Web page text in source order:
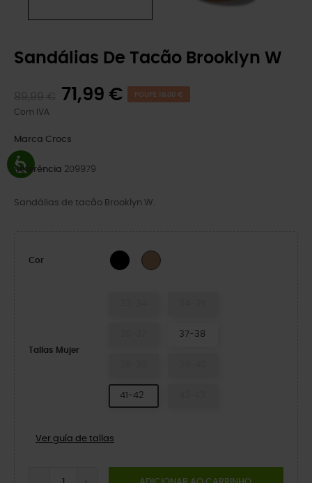
Sandálias De Tacão Brooklyn W
71,99 € POUPE 18,00 €
Com IVA
Marca Crocs
Referência 209979
Sandálias de tacão Brooklyn W.
Cor BLACK Sepia
Tallas Mujer
37-38
41-42
Ver guía de tallas